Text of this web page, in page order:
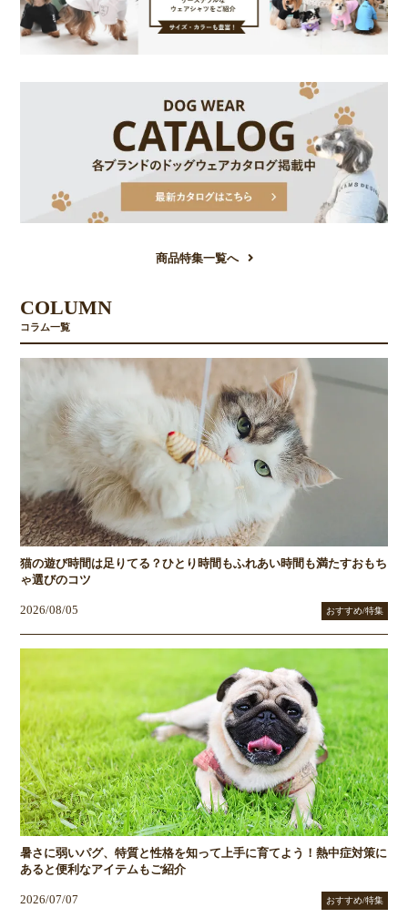
商品特集一覧へ
COLUMN
コラム一覧
猫の遊び時間は足りてる？ひとり時間もふれあい時間も満たすおもち
ゃ選びのコツ
2026/08/05 おすすめ/特集
暑さに弱いパグ、特質と性格を知って上手に育てよう！熱中症対策に
あると便利なアイテムもご紹介
2026/07/07 おすすめ/特集